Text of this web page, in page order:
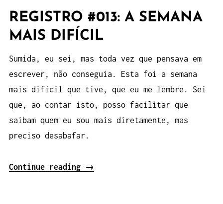
REGISTRO #013: A SEMANA
MAIS DIFÍCIL
Sumida, eu sei, mas toda vez que pensava em
escrever, não conseguia. Esta foi a semana
mais difícil que tive, que eu me lembre. Sei
que, ao contar isto, posso facilitar que
saibam quem eu sou mais diretamente, mas
preciso desabafar.
Continue reading
“Registro
→